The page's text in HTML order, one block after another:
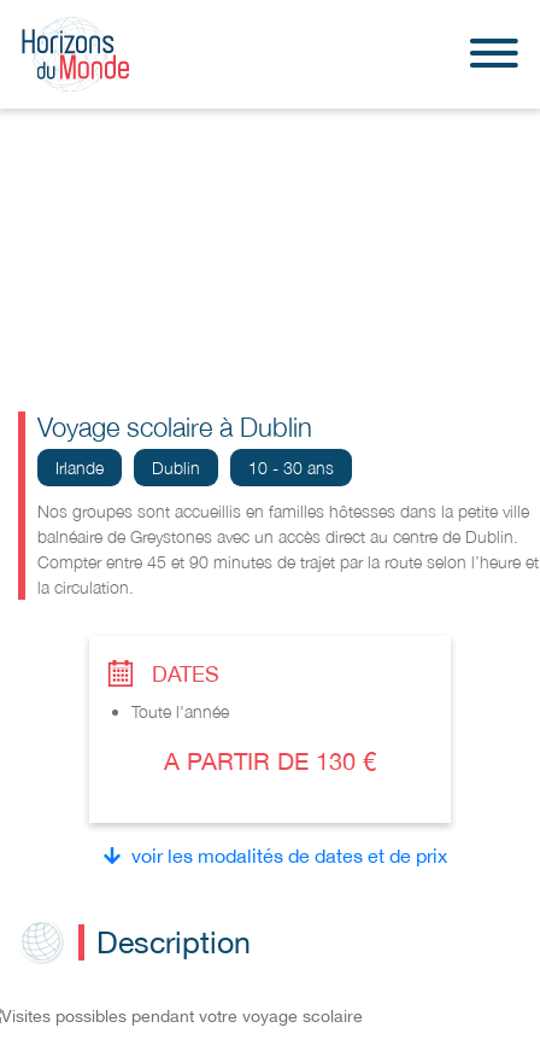
Voyage scolaire à Dublin
Irlande Dublin 10 - 30 ans
Nos groupes sont accueillis en familles hôtesses dans la petite ville
balnéaire de Greystones avec un accès direct au centre de Dublin.
Compter entre 45 et 90 minutes de trajet par la route selon l’heure et
la circulation.
DATES
Toute l'année
A PARTIR DE 130 €
voir les modalités de dates et de prix
Description